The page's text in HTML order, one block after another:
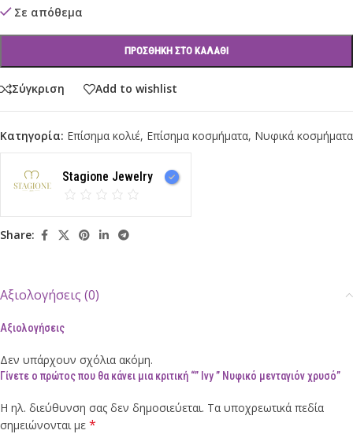
Σε απόθεμα
ΠΡΟΣΘΉΚΗ ΣΤΟ ΚΑΛΆΘΙ
Σύγκριση Add to wishlist
Κατηγορία: Επίσημα κολιέ, Επίσημα κοσμήματα, Νυφικά κοσμήματα
Stagione Jewelry
Share:
Αξιολογήσεις (0)
Αξιολογήσεις
Δεν υπάρχουν σχόλια ακόμη.
Γίνετε ο πρώτος που θα κάνει μια κριτική “” Ivy ” Νυφικό μενταγιόν χρυσό”
Η ηλ. διεύθυνση σας δεν δημοσιεύεται. Τα υποχρεωτικά πεδία
σημειώνονται με *